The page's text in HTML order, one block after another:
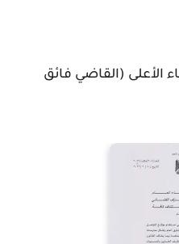
الأعلى (القاضي فائق